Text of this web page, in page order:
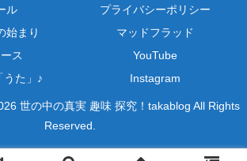
ル
プライバシーポリシー
始まり
マッドフラッド
ス
YouTube
うた」♪
Instagram
世の中の真実 趣味 探究！takablog All Rights
Reserved.